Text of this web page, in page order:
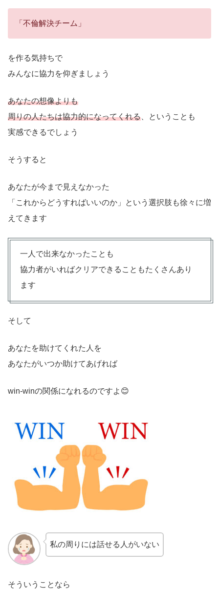
「不倫解決チーム」
を作る気持ちで
みんなに協力を仰ぎましょう
あなたの想像よりも
周りの人たちは協力的になってくれる 、ということも
実感できるでしょう
そうすると
あなたが今まで見えなかった
「これからどうすればいいのか」という選択肢も徐々に増
えてきます
一人で出来なかったことも
協力者がいればクリアできることもたくさんあり
ます
そして
あなたを助けてくれた人を
あなたがいつか助けてあげれば
win-winの関係になれるのですよ😊
私の周りには話せる人がいない
そういうことなら